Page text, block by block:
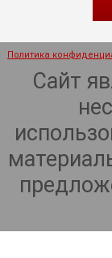
Политика
Сайт